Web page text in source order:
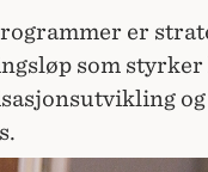
er
som styrker